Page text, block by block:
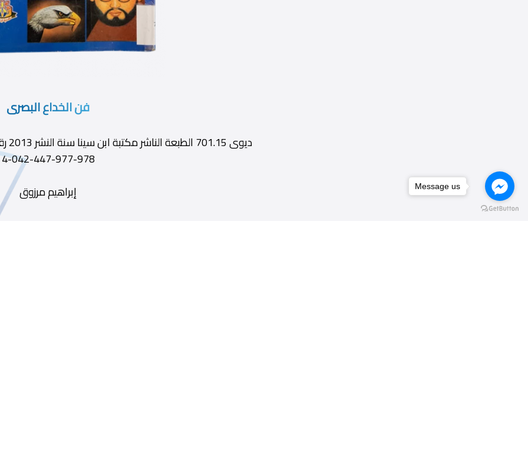
فن الخداع البصرى
978-977-447-042-4
إبراهيم مرزوق
Message us